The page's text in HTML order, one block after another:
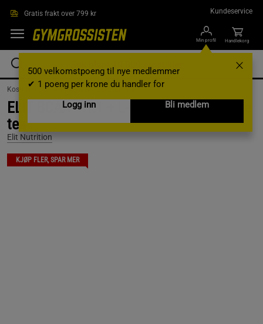
Gratis frakt over 799 kr Kundeservice
Min profil
500 velkomstpoeng til nye medlemmer
✔ 1 poeng per krone du handler for
Logg inn
Bli medlem
Handlekorg
Kosttilskudd / Aminosyrer /L-Glutamine
ELIT BCAA 4:1:1 + L-glutamine, 400 g, Ice
tea
Elit Nutrition
KJØP FLER, SPAR MER